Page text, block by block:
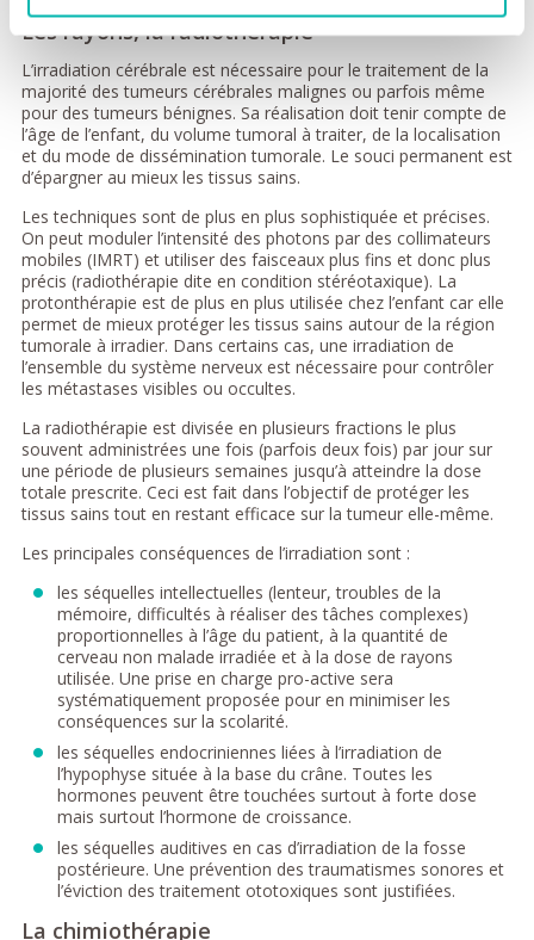
Les rayons, la radiothérapie
L’irradiation cérébrale est nécessaire pour le traitement de la
majorité des tumeurs cérébrales malignes ou parfois même
pour des tumeurs bénignes. Sa réalisation doit tenir compte de
l’âge de l’enfant, du volume tumoral à traiter, de la localisation
et du mode de dissémination tumorale. Le souci permanent est
d’épargner au mieux les tissus sains.
Les techniques sont de plus en plus sophistiquée et précises.
On peut moduler l’intensité des photons par des collimateurs
mobiles (IMRT) et utiliser des faisceaux plus fins et donc plus
précis (radiothérapie dite en condition stéréotaxique). La
protonthérapie est de plus en plus utilisée chez l’enfant car elle
permet de mieux protéger les tissus sains autour de la région
tumorale à irradier. Dans certains cas, une irradiation de
l’ensemble du système nerveux est nécessaire pour contrôler
les métastases visibles ou occultes.
La radiothérapie est divisée en plusieurs fractions le plus
souvent administrées une fois (parfois deux fois) par jour sur
une période de plusieurs semaines jusqu’à atteindre la dose
totale prescrite. Ceci est fait dans l’objectif de protéger les
tissus sains tout en restant efficace sur la tumeur elle-même.
Les principales conséquences de l’irradiation sont :
les séquelles intellectuelles (lenteur, troubles de la
mémoire, difficultés à réaliser des tâches complexes)
proportionnelles à l’âge du patient, à la quantité de
cerveau non malade irradiée et à la dose de rayons
utilisée. Une prise en charge pro-active sera
systématiquement proposée pour en minimiser les
conséquences sur la scolarité.
les séquelles endocriniennes liées à l’irradiation de
l’hypophyse située à la base du crâne. Toutes les
hormones peuvent être touchées surtout à forte dose
mais surtout l’hormone de croissance.
les séquelles auditives en cas d’irradiation de la fosse
postérieure. Une prévention des traumatismes sonores et
l’éviction des traitement ototoxiques sont justifiées.
La chimiothérapie